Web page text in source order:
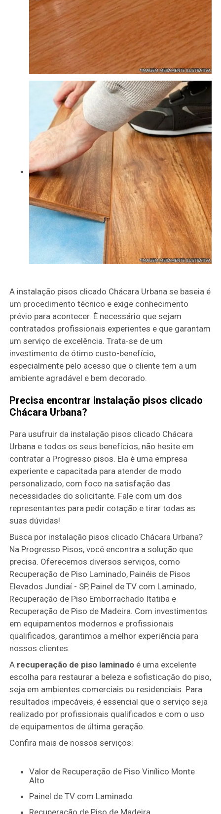
A instalação pisos clicado Chácara Urbana se baseia é
um procedimento técnico e exige conhecimento
prévio para acontecer. É necessário que sejam
contratados profissionais experientes e que garantam
um serviço de excelência. Trata-se de um
investimento de ótimo custo-benefício,
especialmente pelo acesso que o cliente tem a um
ambiente agradável e bem decorado.
Precisa encontrar instalação pisos clicado
Chácara Urbana?
Para usufruir da instalação pisos clicado Chácara
Urbana e todos os seus benefícios, não hesite em
contratar a Progresso pisos. Ela é uma empresa
experiente e capacitada para atender de modo
personalizado, com foco na satisfação das
necessidades do solicitante. Fale com um dos
representantes para pedir cotação e tirar todas as
suas dúvidas!
Busca por instalação pisos clicado Chácara Urbana?
Na Progresso Pisos, você encontra a solução que
precisa. Oferecemos diversos serviços, como
Recuperação de Piso Laminado, Painéis de Pisos
Elevados Jundiaí - SP, Painel de TV com Laminado,
Recuperação de Piso Emborrachado Itatiba e
Recuperação de Piso de Madeira. Com investimentos
em equipamentos modernos e profissionais
qualificados, garantimos a melhor experiência para
nossos clientes.
A recuperação de piso laminado é uma excelente
escolha para restaurar a beleza e sofisticação do piso,
seja em ambientes comerciais ou residenciais. Para
resultados impecáveis, é essencial que o serviço seja
realizado por profissionais qualificados e com o uso
de equipamentos de última geração.
Confira mais de nossos serviços:
Valor de Recuperação de Piso Vinílico Monte
Alto
Painel de TV com Laminado
Recuperação de Piso de Madeira